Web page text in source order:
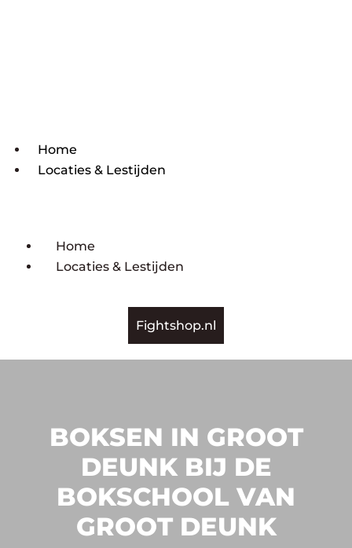
Home
Locaties & Lestijden
Home
Locaties & Lestijden
Fightshop.nl
BOKSEN IN GROOT
DEUNK BIJ DE
BOKSCHOOL VAN
GROOT DEUNK